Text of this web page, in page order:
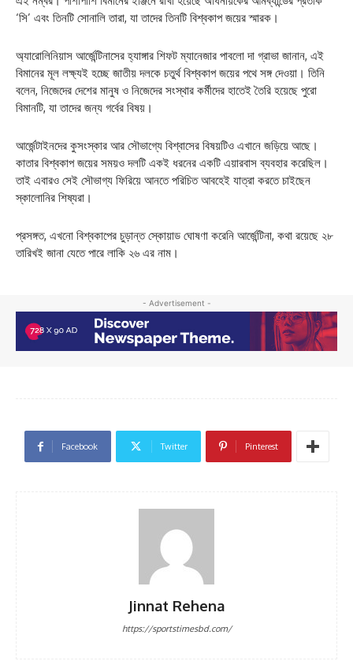
‘সি’ এবং তিনটি সোনালি তারা, যা তাদের তিনটি বিশ্বকাপ জয়ের স্মারক।
অ্যারোলিনিয়াস আর্জেন্টিনাসের হ্যাঙ্গার শিফট ম্যানেজার পাবলো দা গ্রাভা জানান, এই
বিমানের মূল লক্ষ্যই হচ্ছে জাতীয় দলকে চতুর্থ বিশ্বকাপ জয়ের পথে সঙ্গ দেওয়া। তিনি
বলেন, নিজেদের দেশের মানুষ ও নিজেদের সংস্থার কর্মীদের হাতেই তৈরি হয়েছে পুরো
বিমানটি, যা তাদের জন্য গর্বের বিষয়।
আর্জেন্টাইনদের কুসংস্কার আর সৌভাগ্যে বিশ্বাসের বিষয়টিও এখানে জড়িয়ে আছে।
কাতার বিশ্বকাপ জয়ের সময়ও দলটি একই ধরনের একটি এয়ারবাস ব্যবহার করেছিল।
তাই এবারও সেই সৌভাগ্য ফিরিয়ে আনতে পরিচিত আবহেই যাত্রা করতে চাইছেন
স্কালোনির শিষ্যরা।
প্রসঙ্গত, এখনো বিশ্বকাপের চুড়ান্ত স্কোয়াড ঘোষণা করেনি আর্জেন্টিনা, কথা রয়েছে ২৮
তারিখই জানা যেতে পারে লাকি ২৬ এর নাম।
- Advertisement -
Facebook Twitter Pinterest
Jinnat Rehena
https://sportstimesbd.com/